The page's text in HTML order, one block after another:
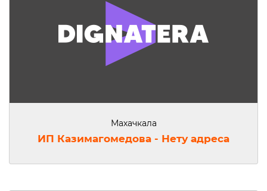
Махачкала
ИП Казимагомедова - Нету адреса